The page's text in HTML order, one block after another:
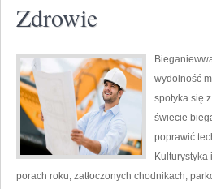
Zdrowie
wydolność
spotyka się
świecie
poprawić
Kulturystyka
porach roku, zatłoczonych chodnikach,